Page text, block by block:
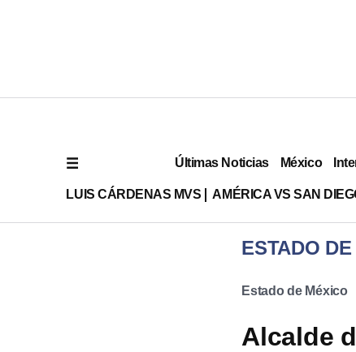
Últimas Noticias México
LUIS CÁRDENAS MVS AMÉRICA VS SAN
ESTADO
Estado de México
Alcalde